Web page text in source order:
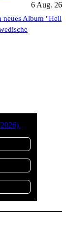
6 Aug. 26
neues Album "Hell